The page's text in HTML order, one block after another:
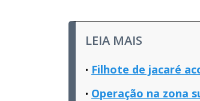
LEIA MAIS
Filhote de jacaré
Operação na zona